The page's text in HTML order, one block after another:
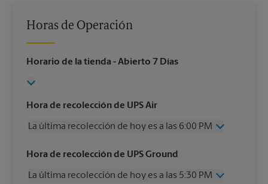
Horas de Operación
Horario de la tienda - Abierto 7 Días
Hora de recolección de UPS Air
La última recolección de hoy es a las 6:00 PM
Miércoles
6:00 PM
Viernes
6:00 PM
Hora de recolección de UPS Ground
La última recolección de hoy es a las 5:30 PM